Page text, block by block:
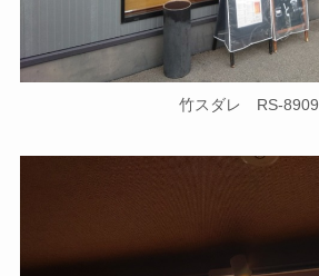
竹スダレ RS-8909